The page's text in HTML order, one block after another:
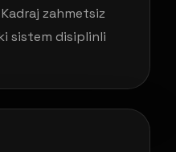
zahmetsiz
sistem disiplinli